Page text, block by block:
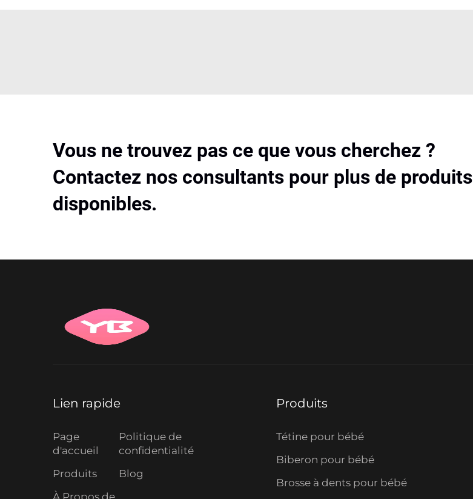
Vous ne trouvez pas ce que vous cherchez ?
Contactez nos consultants pour plus de produits
disponibles.
Lien rapide
Page
d'accueil
Produits
À Propos de
Politique de
confidentialité
Blog
Produits
Tétine pour bébé
Biberon pour bébé
Brosse à dents pour bébé